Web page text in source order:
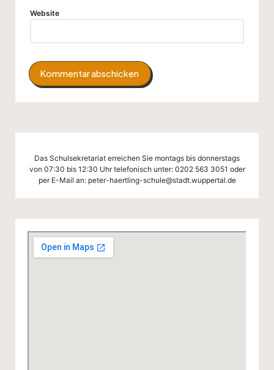
Website
Das Schulsekretariat erreichen Sie montags bis donnerstags
von 07:30 bis 12:30 Uhr telefonisch unter: 0202 563 3051 oder
per E-Mail an: peter-haertling-schule@stadt.wuppertal.de